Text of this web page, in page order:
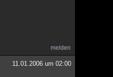
melden
11.01.2006 um 02:00